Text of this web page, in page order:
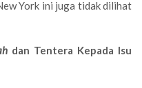
York ini juga tidak dilihat
dan Tentera Kepada Isu